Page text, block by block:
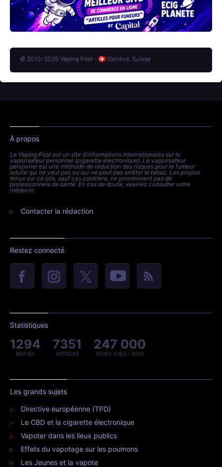
© 2010-2026 Vaping Post - Genève, Suisse
À propos
Le Vaping Post est un site d'informations internationales sur le
vaporisateur personnel (cigarette électronique). Le vaporisateur
personnel est une méthode de réduction des risques pour le fumeur
adulte qui ne veut pas ou qui ne peut pas arrêter le tabac. Les propos
tenus sur ce site, sauf cas contraire, ne proviennent pas de
professionnels de santé. En cas de doute, veuillez consulter votre
médecin.
Contacter la rédaction
Restez connecté
Statistiques
1294
REVUES
7351
ARTICLES
247 000
PAGES VUES / MOIS
Les grands sujets
Directive européenne (TPD)
Le CBD et la cigarette électronique
Vapoter dans les lieux publics
Effets du vapotage sur les poumons
Les Jeunes et la vapote